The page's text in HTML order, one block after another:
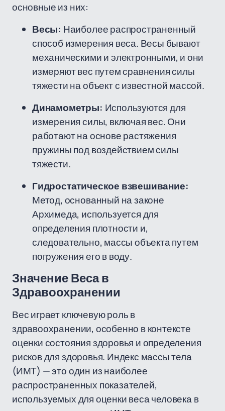
основные из них:
Весы: Наиболее распространенный
способ измерения веса. Весы бывают
механическими и электронными, и они
измеряют вес путем сравнения силы
тяжести на объект с известной массой.
Динамометры: Используются для
измерения силы, включая вес. Они
работают на основе растяжения
пружины под воздействием силы
тяжести.
Гидростатическое взвешивание:
Метод, основанный на законе
Архимеда, используется для
определения плотности и,
следовательно, массы объекта путем
погружения его в воду.
Значение Веса в
Здравоохранении
Вес играет ключевую роль в
здравоохранении, особенно в контексте
оценки состояния здоровья и определения
рисков для здоровья. Индекс массы тела
(ИМТ) — это один из наиболее
распространенных показателей,
используемых для оценки веса человека в